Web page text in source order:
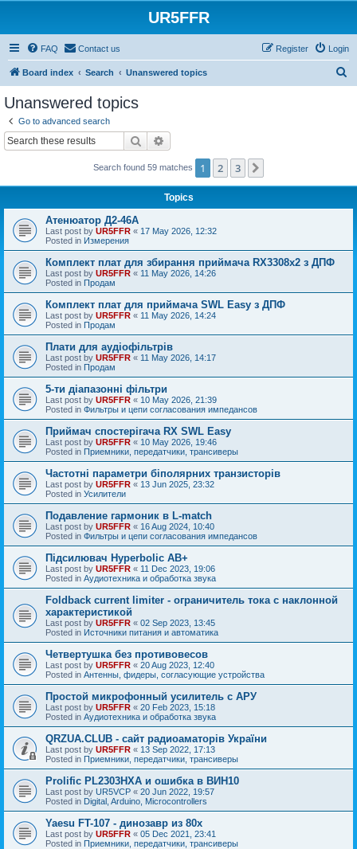
UR5FFR
FAQ Contact us Login
Register
Board index Search Unanswered topics
Unanswered topics
Go to advanced search
Search
Search found 59 matches 1 2 3
Topics
Атенюатор Д2-46А
Last post by UR5FFR « 17 May 2026, 12:32
Posted in Измерения
Комплект плат для збирання приймача RX3308x2 з ДПФ
Last post by UR5FFR « 11 May 2026, 14:26
Posted in Продам
Комплект плат для приймача SWL Easy з ДПФ
Last post by UR5FFR « 11 May 2026, 14:24
Posted in Продам
Плати для аудіофільтрів
Last post by UR5FFR « 11 May 2026, 14:17
Posted in Продам
5-ти діапазонні фільтри
Last post by UR5FFR « 10 May 2026, 21:39
Posted in Фильтры и цепи согласования импедансов
Приймач спостерігача RX SWL Easy
Last post by UR5FFR « 10 May 2026, 19:46
Posted in Приемники, передатчики, трансиверы
Частотні параметри біполярних транзисторів
Last post by UR5FFR « 13 Jun 2025, 23:32
Posted in Усилители
Подавление гармоник в L-match
Last post by UR5FFR « 16 Aug 2024, 10:40
Posted in Фильтры и цепи согласования импедансов
Підсилювач Hyperbolic AB+
Last post by UR5FFR « 11 Dec 2023, 19:06
Posted in Аудиотехника и обработка звука
Foldback current limiter - ограничитель тока с наклонной
характеристикой
Last post by UR5FFR « 02 Sep 2023, 13:45
Posted in Источники питания и автоматика
Четвертушка без противовесов
Last post by UR5FFR « 20 Aug 2023, 12:40
Posted in Антенны, фидеры, согласующие устройства
Простой микрофонный усилитель с АРУ
Last post by UR5FFR « 20 Feb 2023, 15:18
Posted in Аудиотехника и обработка звука
QRZUA.CLUB - сайт радиоаматорів України
Last post by UR5FFR « 13 Sep 2022, 17:13
Posted in Приемники, передатчики, трансиверы
Prolific PL2303HXA и ошибка в ВИН10
Last post by UR5VCP « 20 Jun 2022, 19:57
Posted in Digital, Arduino, Microcontrollers
Yaesu FT-107 - динозавр из 80х
Last post by UR5FFR « 05 Dec 2021, 23:41
Posted in Приемники, передатчики, трансиверы